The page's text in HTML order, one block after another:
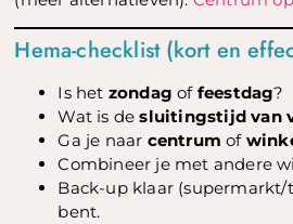
Hema-checklist (kort en
Is het zondag of feestdag?
Wat is desluitingstijd van
Ga je naar centrum of
Combineer je met andere
Back-up klaar
bent.